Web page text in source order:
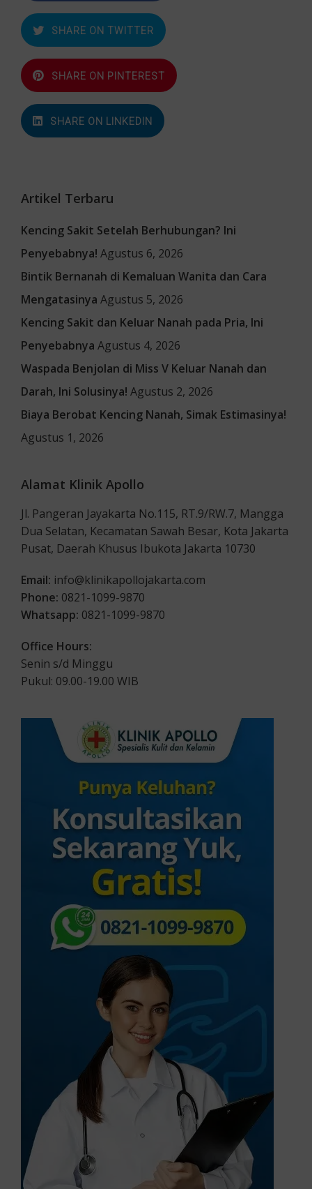
SHARE ON TWITTER
SHARE ON PINTEREST
SHARE ON LINKEDIN
Artikel Terbaru
Kencing Sakit Setelah Berhubungan? Ini
Penyebabnya! Agustus 6, 2026
Bintik Bernanah di Kemaluan Wanita dan Cara
Mengatasinya Agustus 5, 2026
Kencing Sakit dan Keluar Nanah pada Pria, Ini
Penyebabnya Agustus 4, 2026
Waspada Benjolan di Miss V Keluar Nanah dan
Darah, Ini Solusinya! Agustus 2, 2026
Biaya Berobat Kencing Nanah, Simak Estimasinya!
Agustus 1, 2026
Alamat Klinik Apollo
Jl. Pangeran Jayakarta No.115, RT.9/RW.7, Mangga
Dua Selatan, Kecamatan Sawah Besar, Kota Jakarta
Pusat, Daerah Khusus Ibukota Jakarta 10730
Email: info@klinikapollojakarta.com
Phone: 0821-1099-9870
Whatsapp: 0821-1099-9870
Office Hours:
Senin s/d Minggu
Pukul: 09.00-19.00 WIB